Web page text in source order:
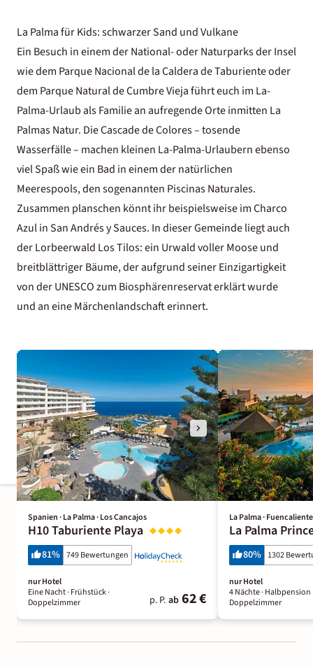
La Palma für Kids: schwarzer Sand und Vulkane
Ein Besuch in einem der National- oder Naturparks der Insel
wie dem Parque Nacional de la Caldera de Taburiente oder
dem Parque Natural de Cumbre Vieja führt euch im La-
Palma-Urlaub als Familie an aufregende Orte inmitten La
Palmas Natur. Die Cascade de Colores – tosende
Wasserfälle – machen kleinen La-Palma-Urlaubern ebenso
viel Spaß wie ein Bad in einem der natürlichen
Meerespools, den sogenannten Piscinas Naturales.
Zusammen planschen könnt ihr beispielsweise im Charco
Azul in San Andrés y Sauces. In dieser Gemeinde liegt auch
der Lorbeerwald Los Tilos: ein Urwald voller Moose und
breitblättriger Bäume, der aufgrund seiner Einzigartigkeit
von der UNESCO zum Biosphärenreservat erklärt wurde
und an eine Märchenlandschaft erinnert.
Spanien · La Palma · Los Cancajos
H10 Taburiente Playa
81% 749 Bewertungen
nur Hotel
Eine Nacht· Frühstück·
Doppelzimmer
p. P. ab 62 €
La Palma ·
La Palma
80% 1302
nur Hotel
4 Nächte· Halbpension
Doppelzimmer